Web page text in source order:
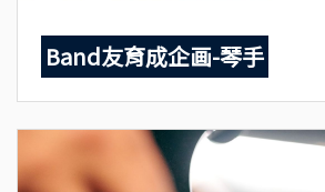
Band友育成企画-琴手